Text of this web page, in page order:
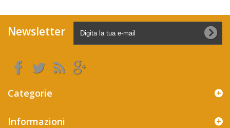
Newsletter
Categorie
Informazioni